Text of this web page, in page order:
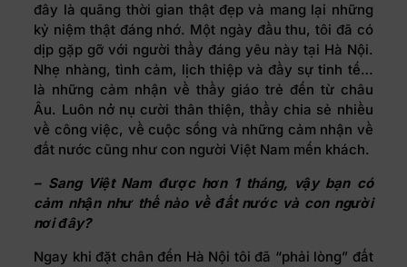
đây là quãng thời gian thật đẹp và mang lại những
kỷ niệm thật đáng nhớ. Một ngày đầu thu, tôi đã có
dịp gặp gỡ với người thầy đáng yêu này tại Hà Nội.
Nhẹ nhàng, tình cảm, lịch thiệp và đầy sự tinh tế…
là những cảm nhận về thầy giáo trẻ đến từ châu
Âu. Luôn nở nụ cười thân thiện, thầy chia sẻ nhiều
về công việc, về cuộc sống và những cảm nhận về
đất nước cũng như con người Việt Nam mến khách.
– Sang Việt Nam được hơn 1 tháng, vậy bạn có
cảm nhận như thế nào về đất nước và con người
nơi đây?
Ngay khi đặt chân đến Hà Nội tôi đã “phải lòng” đất